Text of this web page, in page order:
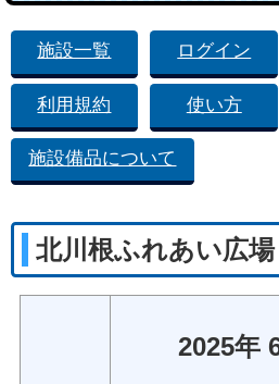
施設一覧 ログイン
利用規約 使い方
施設備品について
北川根ふれあい広
2025年